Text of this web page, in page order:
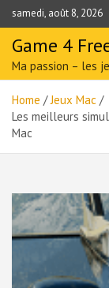
Skip
to
content
samedi, août 8, 2026
Game 4
Ma passion – les
Home
Jeux Mac
Les meilleurs
Mac